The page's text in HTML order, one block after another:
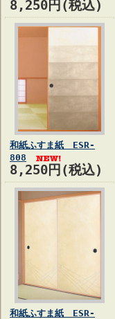
8,250円(税込)
和紙ふすま紙 ESR-
808
8,250円(税込)
和紙ふすま紙 ESR-